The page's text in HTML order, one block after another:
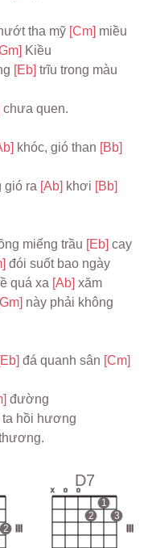
tha mỹ [Cm] miều
Kiều
[Eb] trĩu trong màu
chưa quen.
khóc, gió than
gió ra [Ab] khơi
miếng trầu [Eb] cay
đói suốt bao ngày
quá xa [Ab] xăm
đá quanh sân
đường
ta hồi hương
2
D7
x o o
2
1
3